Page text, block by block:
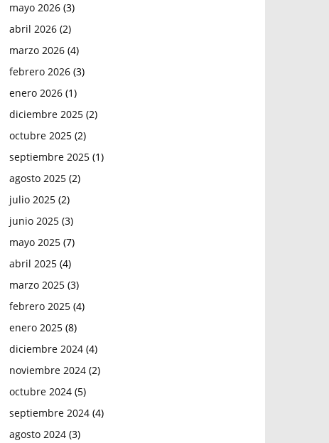
mayo 2026 (3)
abril 2026 (2)
marzo 2026 (4)
febrero 2026 (3)
enero 2026 (1)
diciembre 2025 (2)
octubre 2025 (2)
septiembre 2025 (1)
agosto 2025 (2)
julio 2025 (2)
junio 2025 (3)
mayo 2025 (7)
abril 2025 (4)
marzo 2025 (3)
febrero 2025 (4)
enero 2025 (8)
diciembre 2024 (4)
noviembre 2024 (2)
octubre 2024 (5)
septiembre 2024 (4)
agosto 2024 (3)